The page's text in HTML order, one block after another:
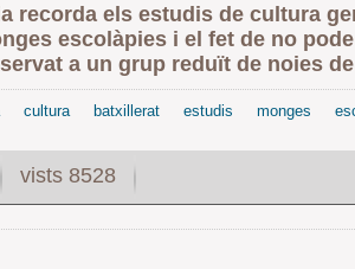
recorda els estudis de cultura
escolàpies i el fet de no
a un grup reduït de noies
cultura batxillerat estudis monges
vists 8528